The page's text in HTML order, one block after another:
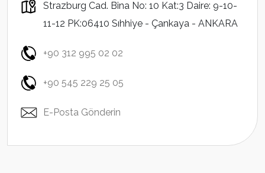
Strazburg Cad. Bina No: 10 Kat:3 Daire: 9-10-
11-12 PK:06410 Sıhhiye - Çankaya - ANKARA
+90 312 995 02 02
+90 545 229 25 05
E-Posta Gönderin